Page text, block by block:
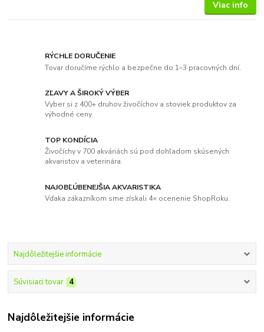
Viac info
RÝCHLE DORUČENIE
Tovar doručíme rýchlo a bezpečne do 1–3 pracovných dní.
ZĽAVY A ŠIROKÝ VÝBER
Vyber si z 400+ druhov živočíchov a stoviek produktov za
výhodné ceny.
TOP KONDÍCIA
Živočíchy v 700 akváriách sú pod dohľadom skúsených
akvaristov a veterinára.
NAJOBĽÚBENEJŠIA AKVARISTIKA
Vďaka zákazníkom sme získali 4× ocenenie ShopRoku.
Najdôležitejšie informácie
Súvisiaci tovar 4
Najdôležitejšie informácie